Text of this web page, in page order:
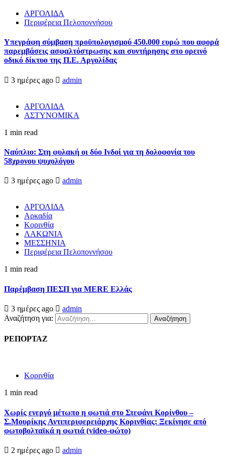
ΑΡΓΟΛΙΔΑ
Περιφέρεια Πελοποννήσου
Υπεγράφη σύμβαση προϋπολογισμού 450.000 ευρώ που αφορά
παρεμβάσεις ασφαλτόστρωσης και συντήρησης στο ορεινό
οδικό δίκτυο της Π.Ε. Αργολίδας
3 ημέρες ago admin
ΑΡΓΟΛΙΔΑ
ΑΣΤΥΝΟΜΙΚΑ
1 min read
Ναύπλιο: Στη φυλακή οι δύο Ινδοί για τη δολοφονία του
58χρονου ψυχολόγου
3 ημέρες ago admin
ΑΡΓΟΛΙΔΑ
Αρκαδία
Κορινθία
ΛΑΚΩΝΙΑ
ΜΕΣΣΗΝΙΑ
Περιφέρεια Πελοποννήσου
1 min read
Παρέμβαση ΠΕΣΠ για MERE Ελλάς
3 ημέρες ago
admin
Αναζήτηση για:
ΡΕΠΟΡΤΑΖ
Κορινθία
1 min read
Χωρίς ενεργό μέτωπο η φωτιά στο Στεφάνι Κορίνθου –
Σ.Μουρίκης Αντιπεριφερειάρχης Κορινθίας: Ξεκίνησε από
φωτοβολταϊκά η φωτιά (video-φώτο)
2 ημέρες ago admin